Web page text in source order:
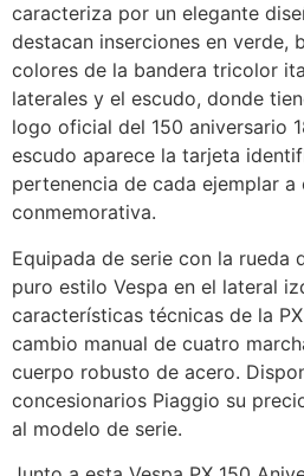
caracteriza por un elegante
destacan inserciones en verde,
colores de la bandera tricolor
laterales y el escudo, donde
logo oficial del 150 aniversario
escudo aparece la tarjeta
pertenencia de cada ejemplar a
conmemorativa.
Equipada de serie con la rueda
puro estilo Vespa en el lateral
características técnicas de la
cambio manual de cuatro
cuerpo robusto de acero.
concesionarios Piaggio su
al modelo de serie.